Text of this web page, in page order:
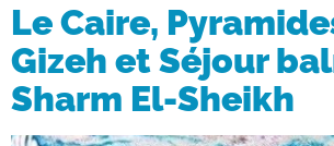
Le Caire,
Gizeh et Séjour
Sharm El-Sheikh